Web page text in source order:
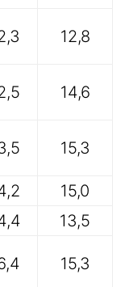
12,8
14,6
15,3
15,0
13,5
15,3